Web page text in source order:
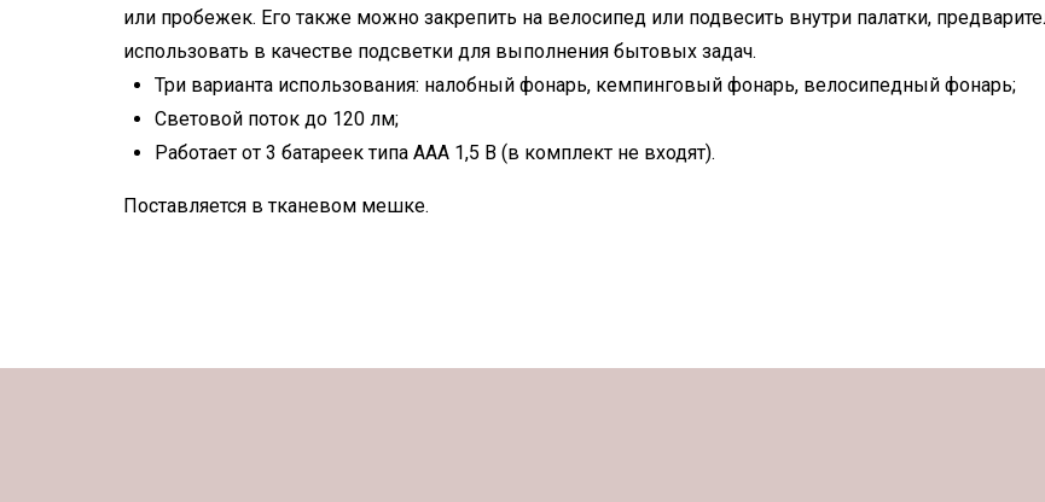
или пробежек. Его также можно закрепить на велосипед или подвесить внутри палатки,
использовать в качестве подсветки для выполнения бытовых задач.
Три варианта использования: налобный фонарь, кемпинговый фонарь, велосипедный фонарь;
Световой поток до 120 лм;
Работает от 3 батареек типа ААА 1,5 В (в комплект не входят).
Поставляется в тканевом мешке.